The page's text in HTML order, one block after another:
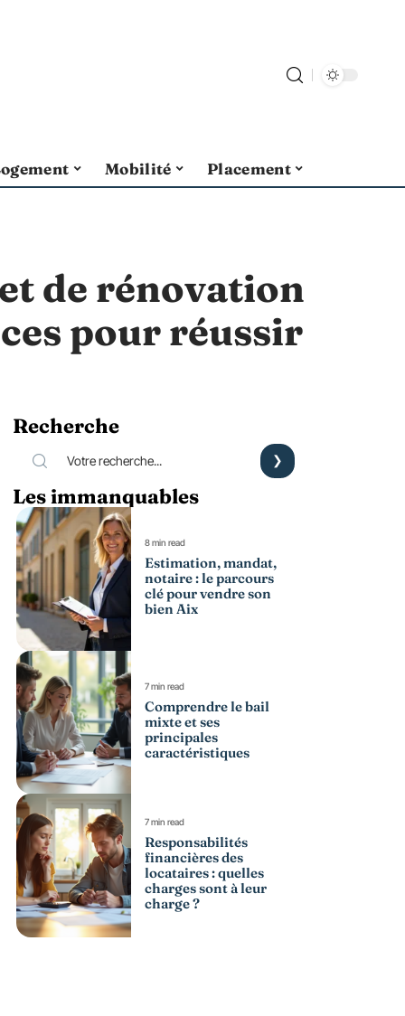
Mobilité Placement
de rénovation
pour réussir
Recherche
Les immanquables
8 min read
Estimation, mandat,
notaire : le parcours
clé pour vendre son
bien Aix
7 min read
Comprendre le bail
mixte et ses
principales
caractéristiques
7 min read
Responsabilités
financières des
locataires : quelles
charges sont à leur
charge ?